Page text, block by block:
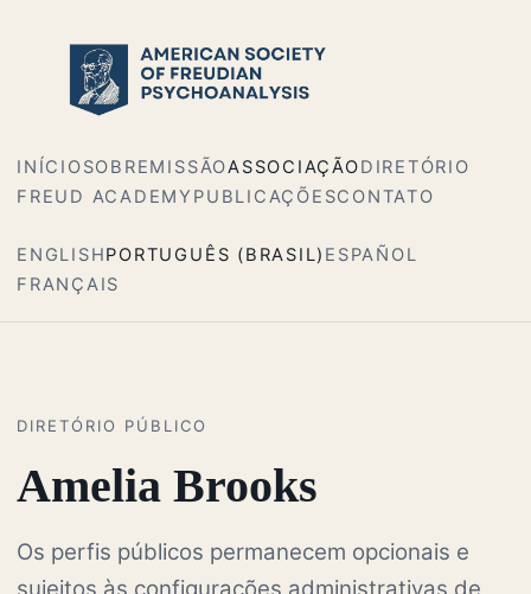
INÍCIOSOBREMISSÃOASSOCIAÇÃODIRETÓRIO
FREUD ACADEMY PUBLICAÇÕESCONTATO
ENGLISHPORTUGUÊS (BRASIL) ESPAÑOL
FRANÇAIS
DIRETÓRIO PÚBLICO
Amelia Brooks
Os perfis públicos permanecem opcionais e